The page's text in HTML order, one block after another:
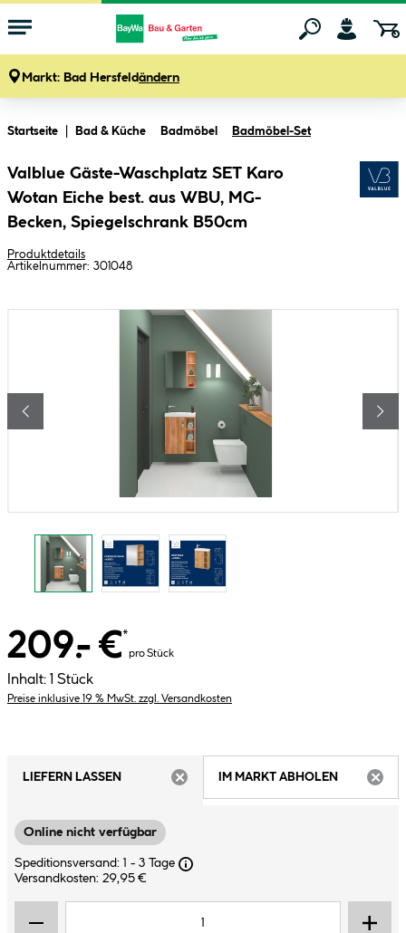
Markt: Bad Hersfeldändern
Startseite Bad & Küche Badmöbel Badmöbel-Set
Valblue Gäste-Waschplatz SET Karo
Wotan Eiche best. aus WBU, MG-
Becken, Spiegelschrank B50cm
Produktdetails
Artikelnummer: 301048
Bildergalerie überspringen
209.- €*
pro Stück
Inhalt: 1 Stück
Preise inklusive 19 % MwSt. zzgl. Versandkosten
LIEFERN LASSEN
IM MARKT ABHOLEN
Online nicht verfügbar
Speditionsversand: 1 - 3 Tage
Versandkosten: 29,95 €